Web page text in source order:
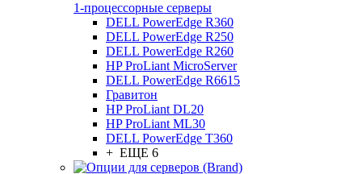
1-процессорные серверы
DELL PowerEdge R360
DELL PowerEdge R250
DELL PowerEdge R260
HP ProLiant MicroServer
DELL PowerEdge R6615
Гравитон
HP ProLiant DL20
HP ProLiant ML30
DELL PowerEdge T360
+ ЕЩЕ 6